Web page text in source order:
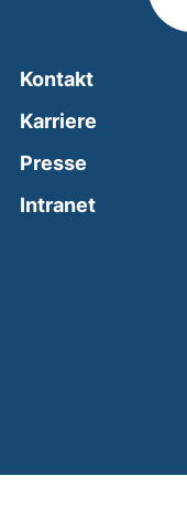
Kontakt
Karriere
Presse
Intranet(external